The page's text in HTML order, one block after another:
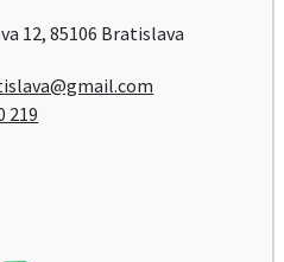
12, 85106 Bratislava
219